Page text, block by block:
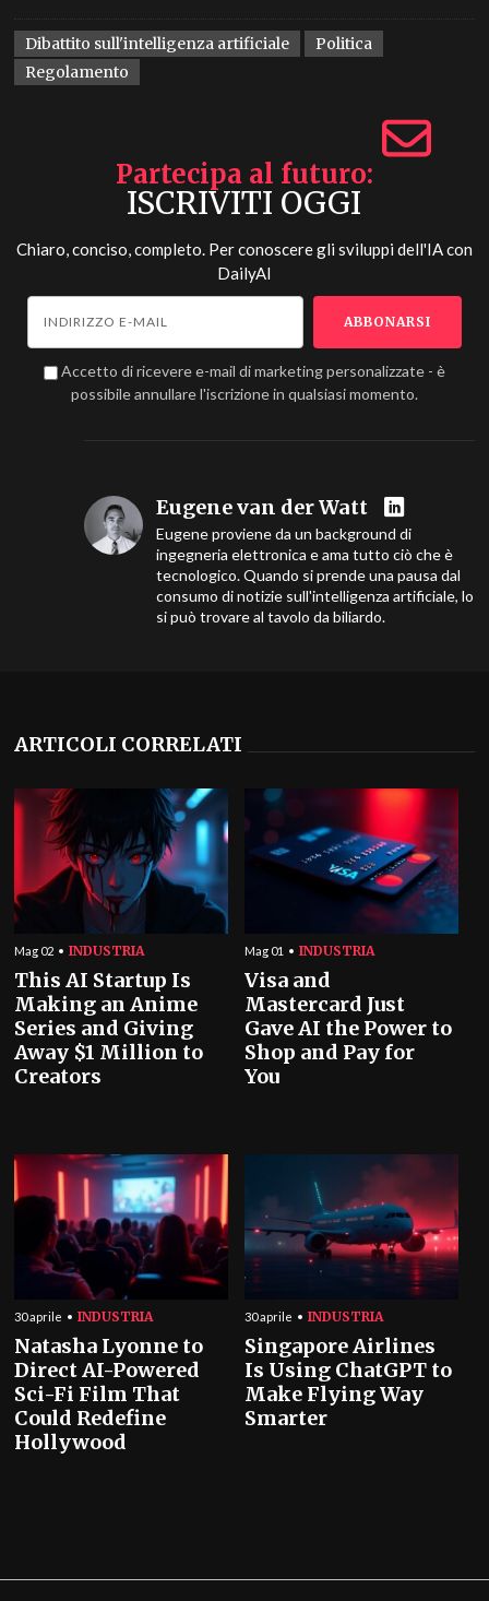
Dibattito sull'intelligenza artificiale
Politica
Regolamento
Partecipa al futuro
ISCRIVITI OGGI
Chiaro, conciso, completo. Per conoscere gli sviluppi dell'IA con
DailyAI
Accetto di ricevere e-mail di marketing personalizzate - è
possibile annullare l'iscrizione in qualsiasi momento.
Eugene van der Watt
Eugene proviene da un background di
ingegneria elettronica e ama tutto ciò che è
tecnologico. Quando si prende una pausa dal
consumo di notizie sull'intelligenza artificiale, lo
si può trovare al tavolo da biliardo.
ARTICOLI CORRELATI
Mag 02 INDUSTRIA
This AI Startup Is
Making an Anime
Series and Giving
Away $1 Million to
Creators
Mag 01 INDUSTRIA
Visa and
Mastercard Just
Gave AI the Power to
Shop and Pay for
You
30 aprile INDUSTRIA
Natasha Lyonne to
Direct AI-Powered
Sci-Fi Film That
Could Redefine
Hollywood
30 aprile INDUSTRIA
Singapore Airlines
Is Using ChatGPT to
Make Flying Way
Smarter